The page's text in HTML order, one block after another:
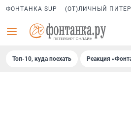
ФОНТАНКА SUP (ОТ)ЛИЧНЫЙ ПИТЕР
Топ-10, куда поехать Реакция